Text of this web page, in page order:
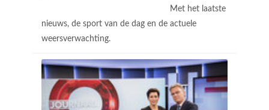
Met het laatste
nieuws, de sport van de dag en de actuele
weersverwachting.